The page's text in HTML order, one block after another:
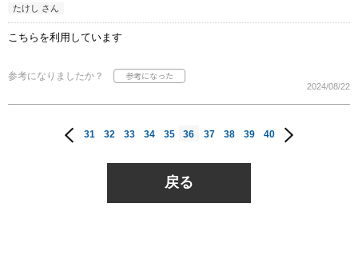
たけし さん
こちらを利用しています
参考になりましたか？
2024/08/22
31 32 33 34 35 36 37 38 39 40
戻る